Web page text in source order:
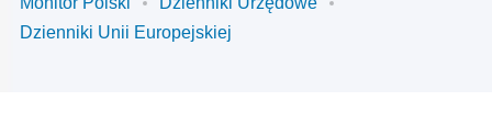
Dzienniki Unii Europejskiej